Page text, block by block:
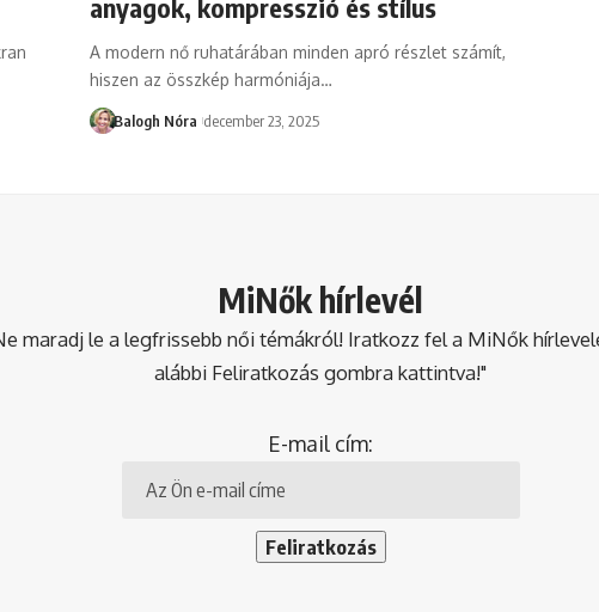
anyagok, kompresszió és stílus
A modern nő ruhatárában minden apró részlet számít,
hiszen az összkép harmóniája…
Balogh Nóra december 23, 2025
MiNők hírlevél
maradj le a legfrissebb női témákról! Iratkozz fel a MiNők
alábbi Feliratkozás gombra kattintva!"
E-mail cím: